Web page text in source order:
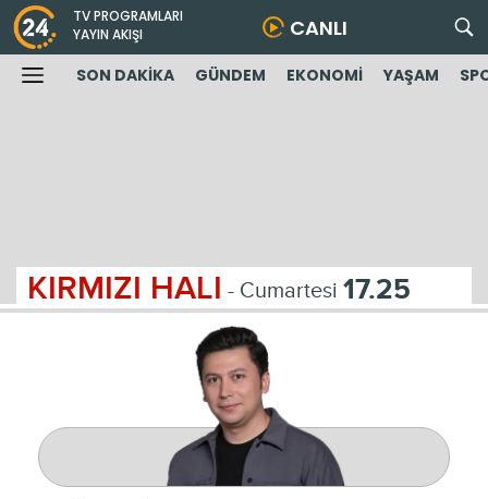
TV PROGRAMLARI
YAYIN AKIŞI
CANLI
SON DAKİKA GÜNDEM EKONOMİ YAŞAM
KIRMIZI HALI - Cumartesi 17.25